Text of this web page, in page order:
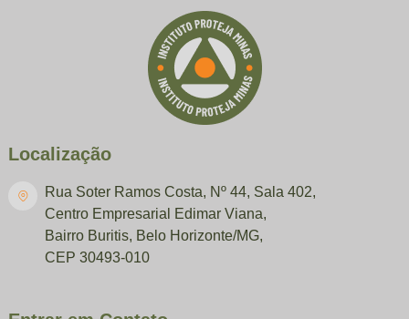
Localização
Rua Soter Ramos Costa, Nº 44, Sala 402,
Centro Empresarial Edimar Viana,
Bairro Buritis, Belo Horizonte/MG,
CEP 30493-010